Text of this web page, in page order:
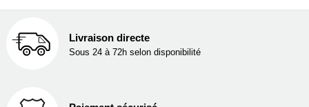
Livraison directe
Sous 24 à 72h selon disponibilité